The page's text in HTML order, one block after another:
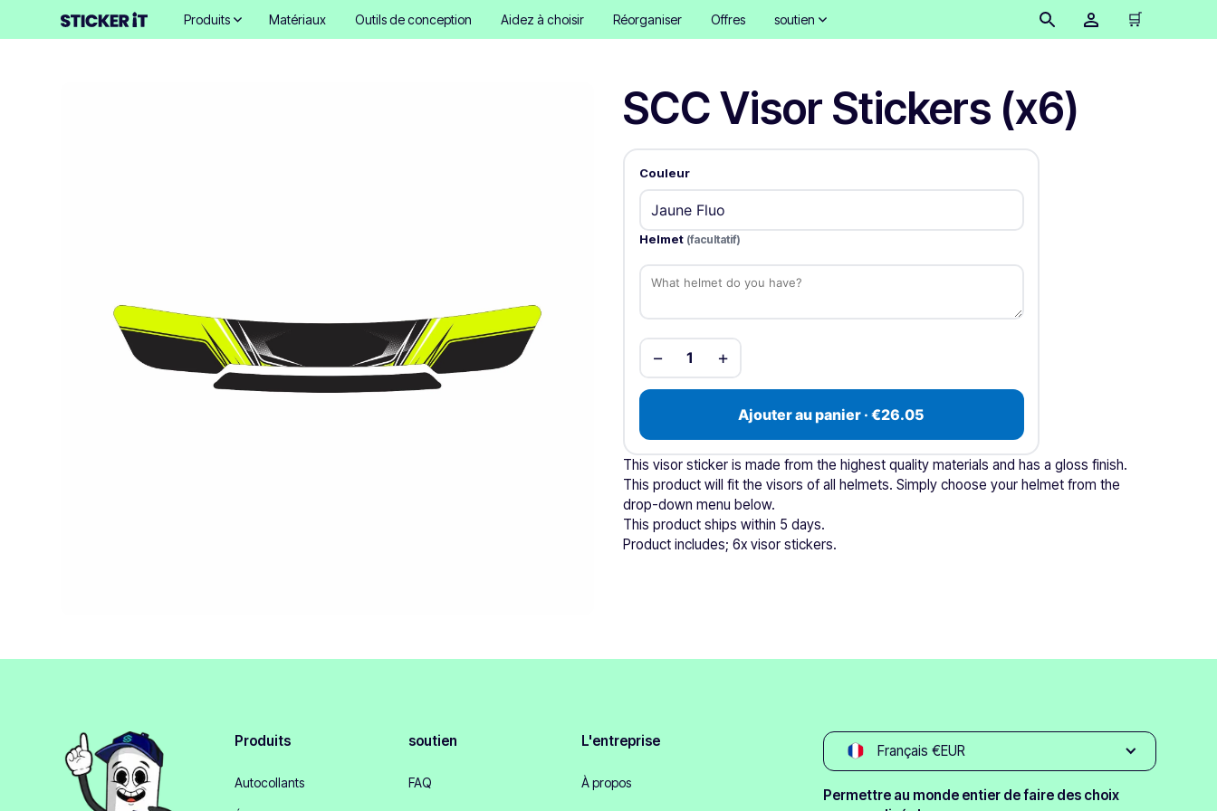
Produits Matériaux Outils de conception Aidez à choisir Réorganiser Offres soutien 🛒
SCC Visor Stickers (x6)
Couleur
Helmet (facultatif)
− 1 +
Ajouter au panier · €26.05
This visor sticker is made from the highest quality materials and has a gloss finish.
This product will fit the visors of all helmets. Simply choose your helmet from the
drop-down menu below.
This product ships within 5 days.
Product includes; 6x visor stickers.
Produits
Autocollants
soutien
FAQ
L'entreprise
À propos
Français €EUR
Permettre au monde entier de faire des choix